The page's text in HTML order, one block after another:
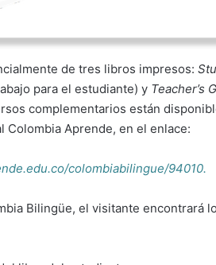
de tres libros impresos:
para el estudiante) y Teacher’s
complementarios están
Colombia Aprende, en el enlace:
colombiabilingue/94010.
Bilingüe, el visitante encontrará